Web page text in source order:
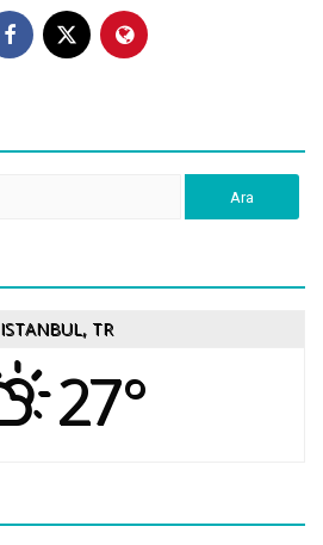
ISTANBUL, TR
27°